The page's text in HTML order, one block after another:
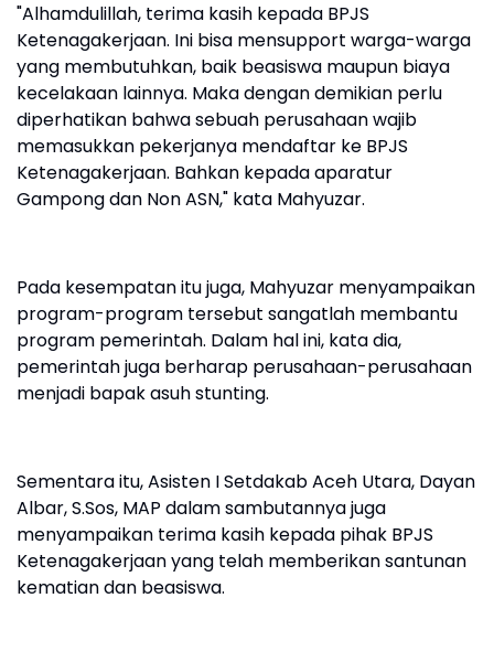
"Alhamdulillah, terima kasih kepada BPJS
Ketenagakerjaan. Ini bisa mensupport warga-warga
yang membutuhkan, baik beasiswa maupun biaya
kecelakaan lainnya. Maka dengan demikian perlu
diperhatikan bahwa sebuah perusahaan wajib
memasukkan pekerjanya mendaftar ke BPJS
Ketenagakerjaan. Bahkan kepada aparatur
Gampong dan Non ASN," kata Mahyuzar.
Pada kesempatan itu juga, Mahyuzar menyampaikan
program-program tersebut sangatlah membantu
program pemerintah. Dalam hal ini, kata dia,
pemerintah juga berharap perusahaan-perusahaan
menjadi bapak asuh stunting.
Sementara itu, Asisten I Setdakab Aceh Utara, Dayan
Albar, S.Sos, MAP dalam sambutannya juga
menyampaikan terima kasih kepada pihak BPJS
Ketenagakerjaan yang telah memberikan santunan
kematian dan beasiswa.